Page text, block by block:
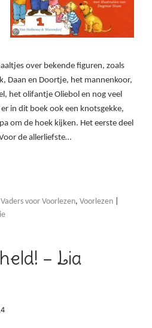
over bekende figuren, zoals
Daan en Doortje, het mannenkoor,
het olifantje Oliebol en nog veel
in dit boek ook een knotsgekke,
om de hoek kijken. Het eerste deel
de allerliefste…
Vaders voor Voorlezen, Voorlezen
– Lia